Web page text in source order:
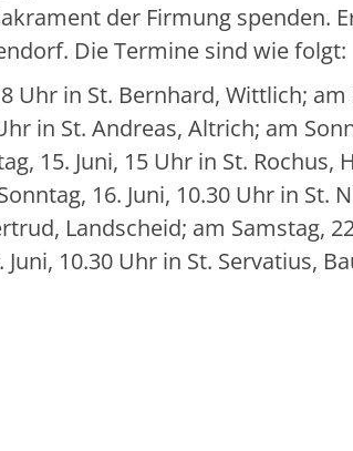
der Firmung spenden.
Die Termine sind wie folgt:
Uhr in St. Bernhard, Wittlich;
in St. Andreas, Altrich; am
15. Juni, 15 Uhr in St. Rochus,
16. Juni, 10.30 Uhr in St.
Landscheid; am Samstag,
10.30 Uhr in St. Servatius,